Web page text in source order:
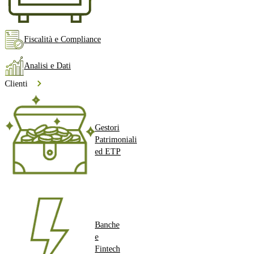
Fiscalità e Compliance
Analisi e Dati
Clienti
Gestori
Patrimoniali
ed ETP
Banche
e
Fintech